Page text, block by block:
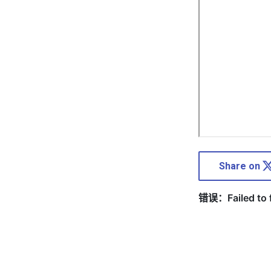
Share on